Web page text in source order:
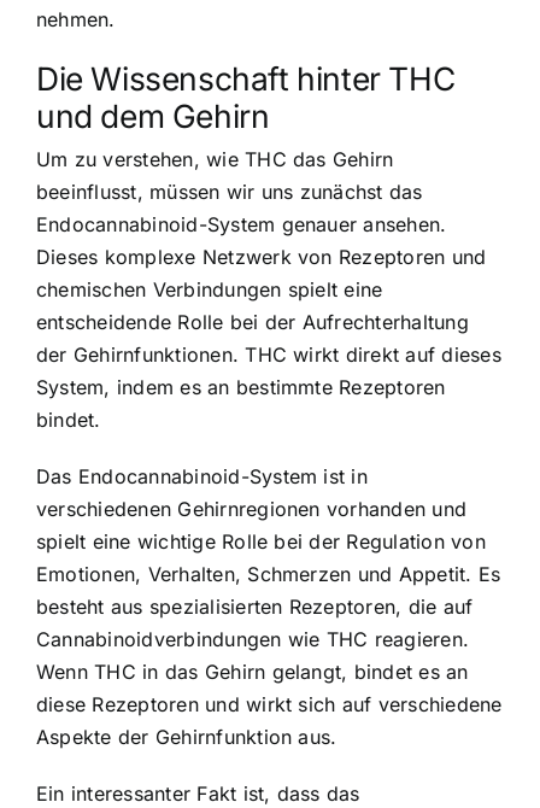
nehmen.
Die Wissenschaft hinter THC
und dem Gehirn
Um zu verstehen, wie THC das Gehirn
beeinflusst, müssen wir uns zunächst das
Endocannabinoid-System genauer ansehen.
Dieses komplexe Netzwerk von Rezeptoren und
chemischen Verbindungen spielt eine
entscheidende Rolle bei der Aufrechterhaltung
der Gehirnfunktionen. THC wirkt direkt auf dieses
System, indem es an bestimmte Rezeptoren
bindet.
Das Endocannabinoid-System ist in
verschiedenen Gehirnregionen vorhanden und
spielt eine wichtige Rolle bei der Regulation von
Emotionen, Verhalten, Schmerzen und Appetit. Es
besteht aus spezialisierten Rezeptoren, die auf
Cannabinoidverbindungen wie THC reagieren.
Wenn THC in das Gehirn gelangt, bindet es an
diese Rezeptoren und wirkt sich auf verschiedene
Aspekte der Gehirnfunktion aus.
Ein interessanter Fakt ist, dass das